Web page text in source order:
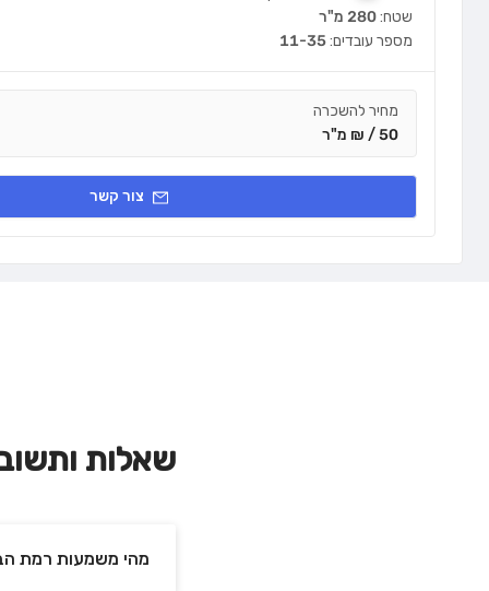
שטח:280 מ"ר
מספר עובדים:11-35
מחיר להשכרה
50 / ₪ מ"ר
צור קשר
שאלות
מהי משמעות רמת